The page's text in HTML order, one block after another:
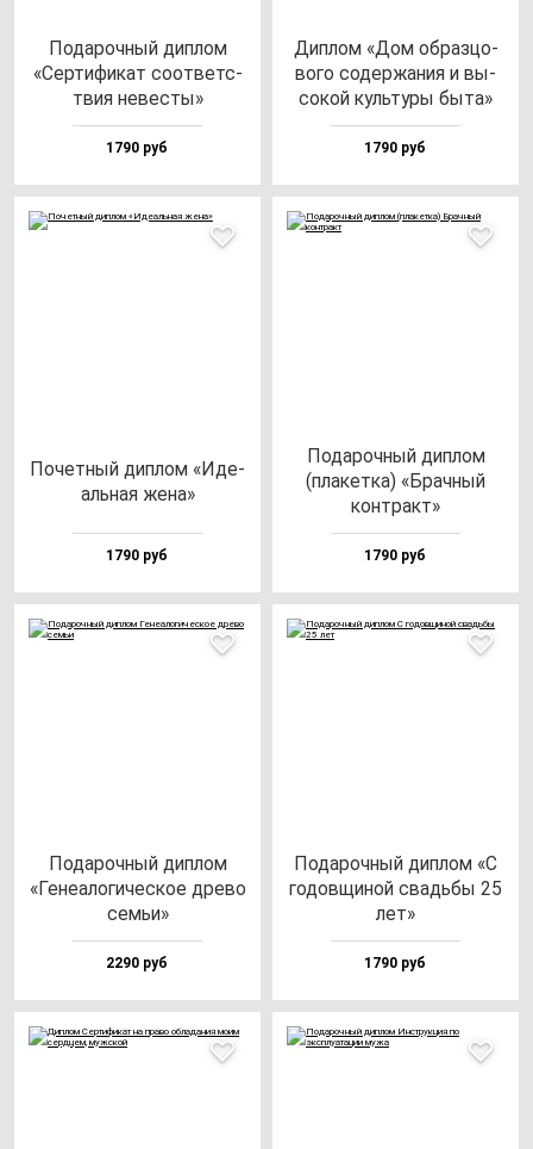
Пода­роч­ный дип­лом
«Сер­ти­фи­кат со­от­ветс­
твия не­вес­ты»
1790 руб
Дип­лом «Дом об­раз­цо­
во­го со­дер­жа­ния и вы­
со­кой куль­ту­ры бы­та»
1790 руб
Почет­ный дип­лом «Иде­
аль­ная же­на»
1790 руб
Пода­роч­ный дип­лом
(пла­кет­ка) «Брач­ный
кон­тракт»
1790 руб
Пода­роч­ный дип­лом
«Гене­ало­ги­чес­кое дре­во
семьи»
2290 руб
Пода­роч­ный дип­лом «С
го­дов­щи­ной свадь­бы 25
лет»
1790 руб